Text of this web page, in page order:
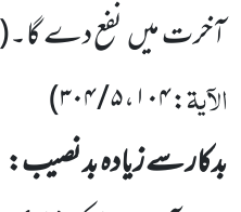
آخرت میں نفع دے گا۔(
الآیۃ:۱۰۴،۵ / ۳۰۴
)
بدکار سے زیادہ بد نصیب: